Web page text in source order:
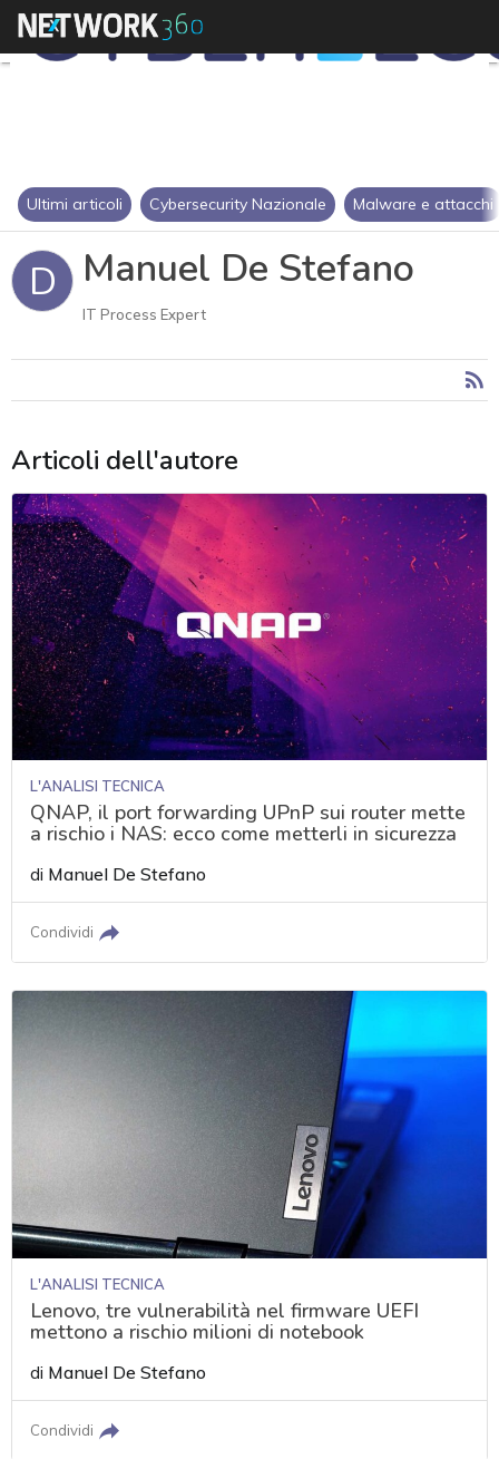
Ultimi articoli Cybersecurity Nazionale Malware e attacchi
D Manuel De Stefano
IT Process Expert
Articoli dell'autore
L'ANALISI TECNICA
QNAP, il port forwarding UPnP sui router mette
a rischio i NAS: ecco come metterli in sicurezza
di Manuel De Stefano
Condividi
L'ANALISI TECNICA
Lenovo, tre vulnerabilità nel firmware UEFI
mettono a rischio milioni di notebook
di Manuel De Stefano
Condividi